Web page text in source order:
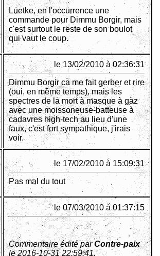
Luetke, en l'occurrence une
commande pour Dimmu Borgir, mais
c'est surtout le reste de son boulot
qui vaut le coup.
le 13/02/2010 à 02:36:31
Dimmu Borgir ca me fait gerber et rire
(oui, en même temps), mais les
spectres de la mort à masque à gaz
avec une moissoneuse-batteuse à
cadavres high-tech au lieu d'une
faux, c'est fort sympathique, j'irais
voir.
le 17/02/2010 à 15:09:31
Pas mal du tout
le 07/03/2010 à 01:37:15
Commentaire édité parContre-paix
le 2016-10-31 22:59:41.